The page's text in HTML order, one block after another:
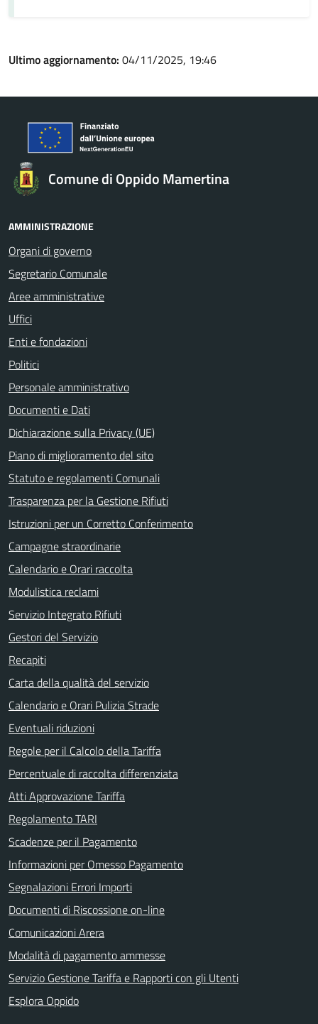
Ultimo aggiornamento: 04/11/2025, 19:46
Comune di Oppido Mamertina
AMMINISTRAZIONE
Organi di governo
Segretario Comunale
Aree amministrative
Uffici
Enti e fondazioni
Politici
Personale amministrativo
Documenti e Dati
Dichiarazione sulla Privacy (UE)
Piano di miglioramento del sito
Statuto e regolamenti Comunali
Trasparenza per la Gestione Rifiuti
Istruzioni per un Corretto Conferimento
Campagne straordinarie
Calendario e Orari raccolta
Modulistica reclami
Servizio Integrato Rifiuti
Gestori del Servizio
Recapiti
Carta della qualità del servizio
Calendario e Orari Pulizia Strade
Eventuali riduzioni
Regole per il Calcolo della Tariffa
Percentuale di raccolta differenziata
Atti Approvazione Tariffa
Regolamento TARI
Scadenze per il Pagamento
Informazioni per Omesso Pagamento
Segnalazioni Errori Importi
Documenti di Riscossione on-line
Comunicazioni Arera
Modalità di pagamento ammesse
Servizio Gestione Tariffa e Rapporti con gli Utenti
Esplora Oppido